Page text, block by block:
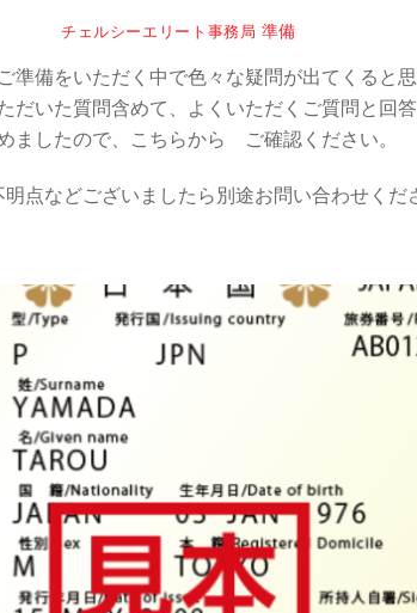
チェルシーエリート事務局 準備
準備をいただく中で色々な疑問が出てくると思
だいた質問含めて、よくいただくご質問と回
ましたので、こちらから ご確認ください。
点などございましたら別途お問い合わせくだ